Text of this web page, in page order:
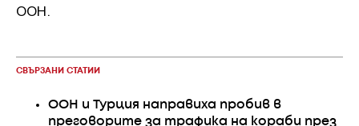
ООН.
СВЪРЗАНИ СТАТИИ
ООН и Турция направиха пробив в
преговорите за трафика на кораби през